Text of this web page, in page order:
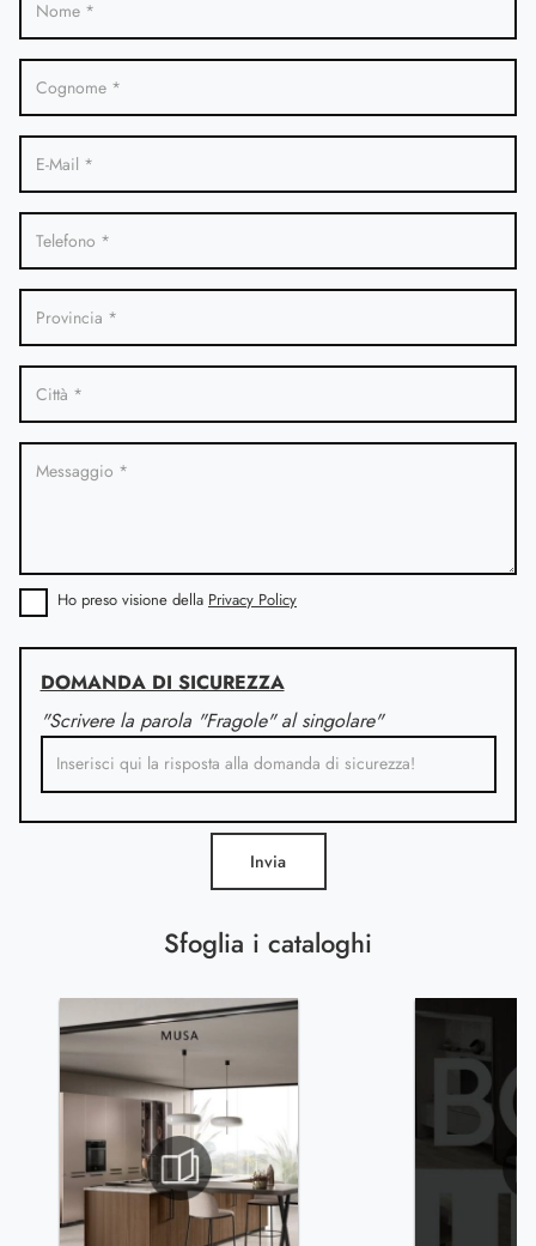
Sfoglia i cataloghi
Ho preso visione della Privacy Policy
DOMANDA DI SICUREZZA
"Scrivere la parola "Fragole" al singolare"
Invia